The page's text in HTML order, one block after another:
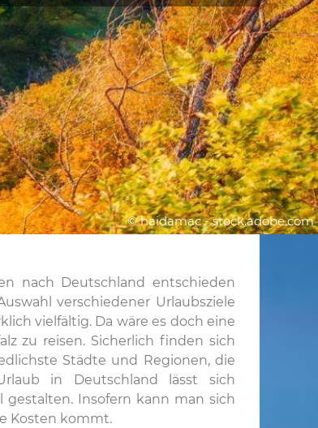
© haidamac - stock.adobe.com
nach Deutschland entschieden
verschiedener Urlaubsziele
vielfältig. Da wäre es doch eine
zu reisen. Sicherlich finden sich
Städte und Regionen, die
in Deutschland lässt sich
Insofern kann man sich
Kosten kommt.